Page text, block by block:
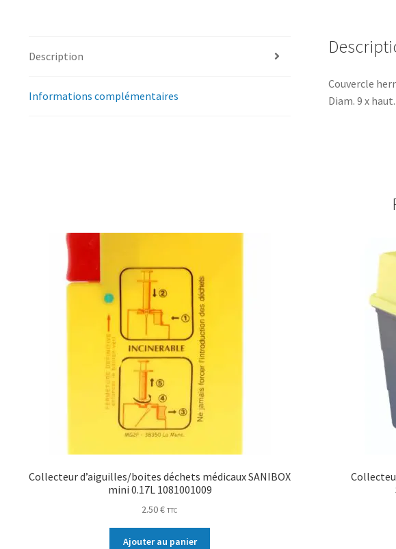
Description
Informations complémentaires
Couvercle
Diam. 9 x
Collecteur d’aiguilles/boites déchets médicaux SANIBOX
mini 0.17L 1081001009
2.50€ TTC
Ajouter au panier